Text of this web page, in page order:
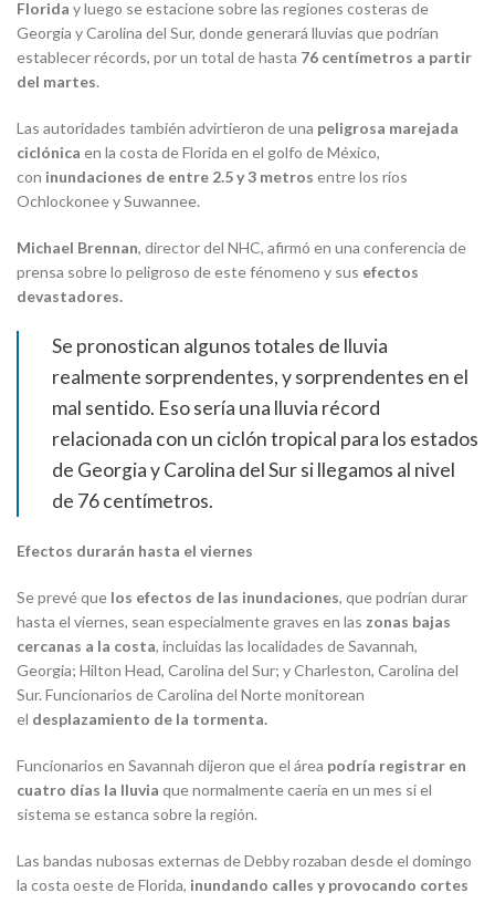
Florida y luego se estacione sobre las regiones costeras de
Georgia y Carolina del Sur, donde generará lluvias que podrían
establecer récords, por un total de hasta 76 centímetros a partir
del martes.
Las autoridades también advirtieron de una peligrosa marejada
ciclónica en la costa de Florida en el golfo de México,
con inundaciones de entre 2.5 y 3 metros entre los ríos
Ochlockonee y Suwannee.
Michael Brennan, director del NHC, afirmó en una conferencia de
prensa sobre lo peligroso de este fénomeno y sus efectos
devastadores.
Se pronostican algunos totales de lluvia
realmente sorprendentes, y sorprendentes en el
mal sentido. Eso sería una lluvia récord
relacionada con un ciclón tropical para los estados
de Georgia y Carolina del Sur si llegamos al nivel
de 76 centímetros.
Efectos durarán hasta el viernes
Se prevé que los efectos de las inundaciones, que podrían durar
hasta el viernes, sean especialmente graves en las zonas bajas
cercanas a la costa, incluidas las localidades de Savannah,
Georgia; Hilton Head, Carolina del Sur; y Charleston, Carolina del
Sur. Funcionarios de Carolina del Norte monitorean
el desplazamiento de la tormenta.
Funcionarios en Savannah dijeron que el área podría registrar en
cuatro días la lluvia que normalmente caería en un mes si el
sistema se estanca sobre la región.
Las bandas nubosas externas de Debby rozaban desde el domingo
la costa oeste de Florida, inundando calles y provocando cortes